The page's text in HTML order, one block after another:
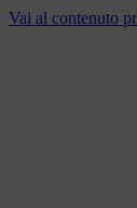
Vai al contenuto